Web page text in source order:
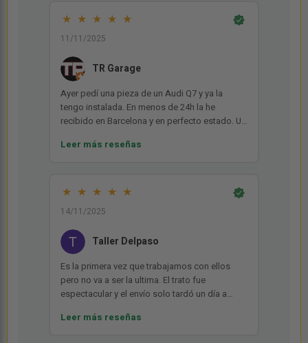
★ ★ ★ ★ ★
11/11/2025
TR Garage
Ayer pedí una pieza de un Audi Q7 y ya la
tengo instalada. En menos de 24h la he
recibido en Barcelona y en perfecto estado. Un
la facilidad para hacer el pedido como en la
Leer más reseñas
★ ★ ★ ★ ★
14/11/2025
Taller Delpaso
Es la primera vez que trabajamos con ellos
pero no va a ser la ultima. El trato fue
espectacular y el envío solo tardó un día a
Leer más reseñas